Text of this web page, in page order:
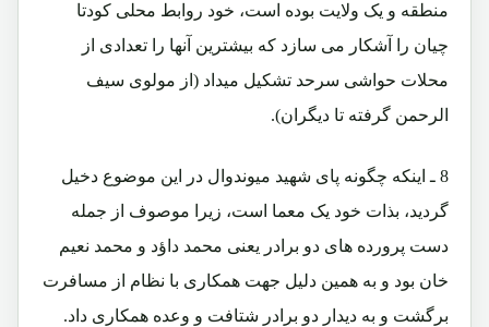
منطقه و یک ولایت بوده است، خود روابط محلی کودتا
چیان را آشکار می سازد که بیشترین آنها را تعدادی از
محلات حواشی سرحد تشکیل میداد (از مولوی سیف
الرحمن گرفته تا دیگران).
8 ـ اینکه چگونه پای شهید میوندوال در این موضوع دخیل
گردید، بذات خود یک معما است، زیرا موصوف از جمله
دست پرورده های دو برادر یعنی محمد داؤد و محمد نعیم
خان بود و به همین دلیل جهت همکاری با نظام از مسافرت
برگشت و به دیدار دو برادر شتافت و وعده همکاری داد.